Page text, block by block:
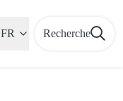
FR Recherche